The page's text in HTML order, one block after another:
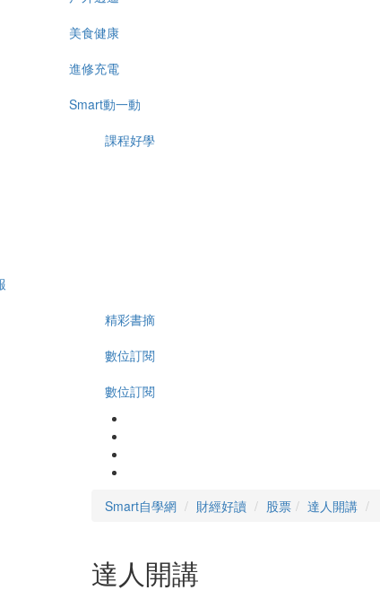
美食健康
進修充電
Smart動一動
課程好學
精彩書摘
數位訂閱
數位訂閱
Smart自學網 財經好讀 股票 達人開講
達人開講